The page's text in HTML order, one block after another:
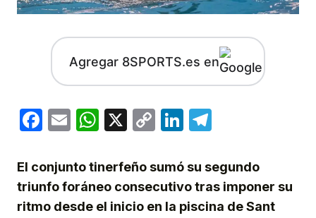
Agregar 8SPORTS.es en
Facebook
EmailWhatsApp
X
CopyLinkedIn
El conjunto tinerfeño sumó su segundo
triunfo foráneo consecutivo tras imponer su
ritmo desde el inicio en la piscina de Sant